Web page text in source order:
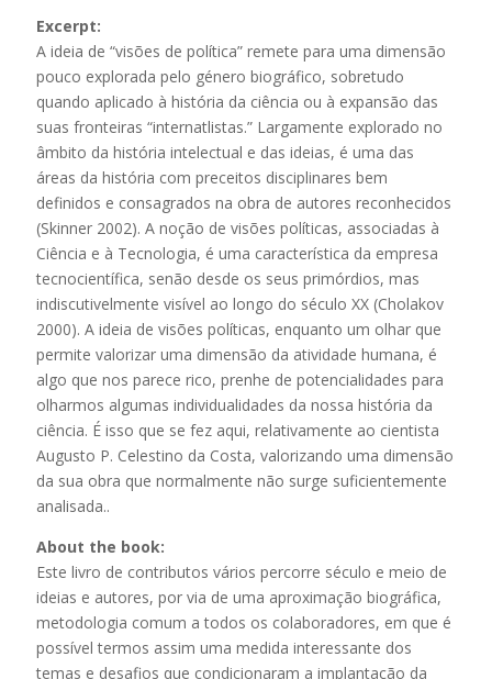
Excerpt:
A ideia de “visões de política” remete para uma dimensão
pouco explorada pelo género biográfico, sobretudo
quando aplicado à história da ciência ou à expansão das
suas fronteiras “internatlistas.” Largamente explorado no
âmbito da história intelectual e das ideias, é uma das
áreas da história com preceitos disciplinares bem
definidos e consagrados na obra de autores reconhecidos
(Skinner 2002). A noção de visões políticas, associadas à
Ciência e à Tecnologia, é uma característica da empresa
tecnocientífica, senão desde os seus primórdios, mas
indiscutivelmente visível ao longo do século XX (Cholakov
2000). A ideia de visões políticas, enquanto um olhar que
permite valorizar uma dimensão da atividade humana, é
algo que nos parece rico, prenhe de potencialidades para
olharmos algumas individualidades da nossa história da
ciência. É isso que se fez aqui, relativamente ao cientista
Augusto P. Celestino da Costa, valorizando uma dimensão
da sua obra que normalmente não surge suficientemente
analisada..
About the book:
Este livro de contributos vários percorre século e meio de
ideias e autores, por via de uma aproximação biográfica,
metodologia comum a todos os colaboradores, em que é
possível termos assim uma medida interessante dos
temas e desafios que condicionaram a implantação da